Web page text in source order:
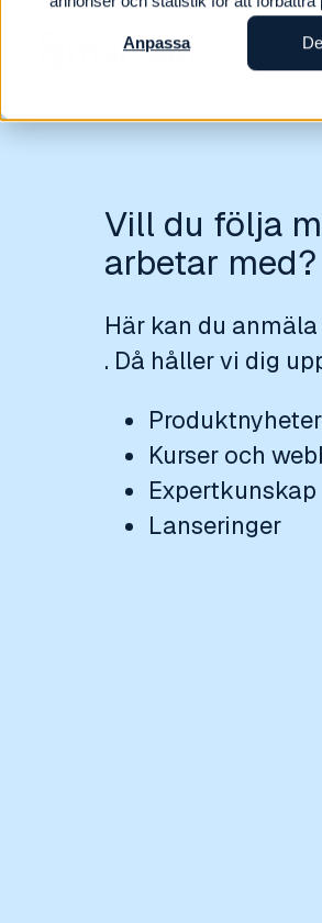
Anpassa
Vill du följa
arbetar med?
Här kan du
. Då håller vi dig
Produktnyheter
Kurser och
Expertkunskap
Lanseringer